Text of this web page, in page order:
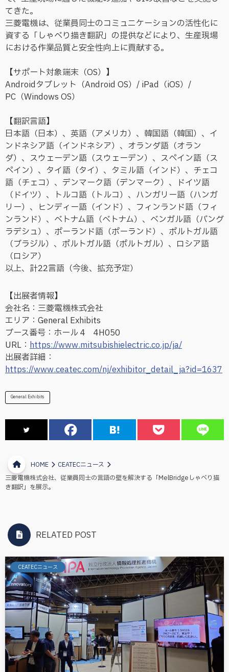
てきた。
三菱電機は、従業員同士のコミュニケーションの活性化に
資する「しゃべり描き翻訳」の提供などにより、生産現場
における作業品質と安全性向上に貢献する。
【サポート対象端末（OS）】
Androidタブレット（Android OS）/ iPad（iOS）/
PC（Windows OS）
【翻訳言語】
日本語（日本）、英語（アメリカ）、韓国語（韓国）、イ
ンドネシア語（インドネシア）、オランダ語（オラン
ダ）、スウェーデン語（スウェーデン）、スペイン語（ス
ペイン）、タイ語（タイ）、タミル語（インド）、チェコ
語（チェコ）、デンマーク語（デンマーク）、ドイツ語
（ドイツ）、トルコ語（トルコ）、ハンガリー語（ハンガ
リー）、ヒンディー語（インド）、フィンランド語（フィ
ンランド）、ベトナム語（ベトナム）、ベンガル語（バング
ラデシュ）、ポーランド語（ポーランド）、ポルトガル語
（ブラジル）、ポルトガル語（ポルトガル）、ロシア語
（ロシア）
以上、計22言語（今後、拡充予定）
【出展者情報】
会社名：三菱電機株式会社
エリア：General Exhibits
ブース番号：ホール 4 4H050
URL： https://www.mitsubishielectric.co.jp/ja/
出展者詳細：
https://www.ceatec.com/nj/exhibitor_detail_ja?id=1637
General Exhibits
HOME
CEATECニュース
三菱電機株式会社、従業員同士の言語の壁を解決する「MelBridgeしゃべり描
き翻訳」を展示。
RELATED POST
CEATECニュース